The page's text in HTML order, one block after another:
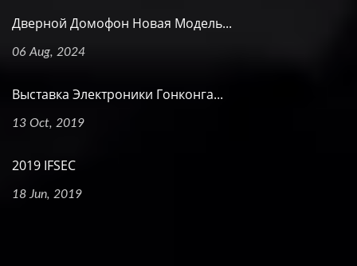
Дверной Домофон Новая Модель...
06 Aug, 2024
Выставка Электроники Гонконга...
13 Oct, 2019
2019 IFSEC
18 Jun, 2019